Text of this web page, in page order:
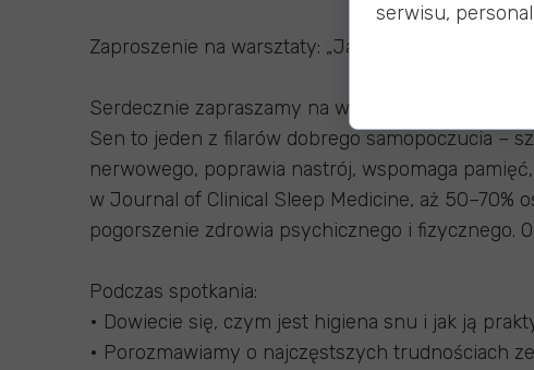
Zaproszenie na warsztaty: „Jak spać, żeby się
Serdecznie zapraszamy na wyjątkowe warsztaty
Sen to jeden z filarów dobrego samopoczucia –
nerwowego, poprawia nastrój, wspomaga
w Journal of Clinical Sleep Medicine, aż 50–70%
pogorszenie zdrowia psychicznego i fizycznego.
Podczas spotkania:
• Dowiecie się, czym jest higiena snu i jak ją
• Porozmawiamy o najczęstszych trudnościach
serwisu,